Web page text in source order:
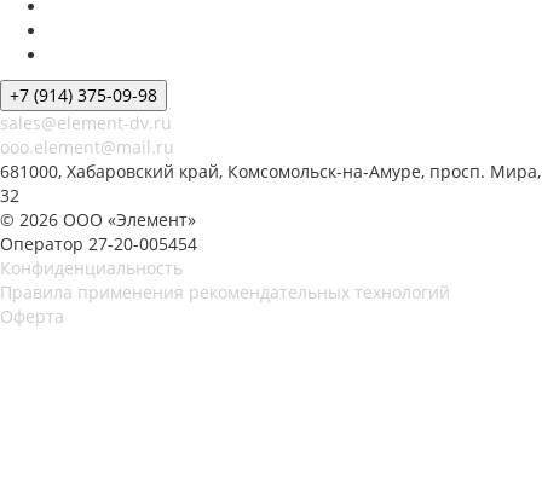
+7 (914) 375-09-98
sales@element-dv.ru
ooo.element@mail.ru
681000, Хабаровский край, Комсомольск-на-Амуре, просп. Мира,
32
© 2026 ООО «Элемент»
Оператор 27-20-005454
Конфиденциальность
Правила применения рекомендательных технологий
Оферта